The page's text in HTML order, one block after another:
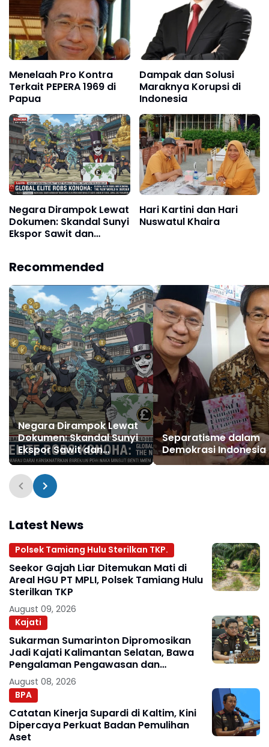
Menelaah Pro Kontra
Terkait PEPERA 1969 di
Papua
Dampak dan Solusi
Maraknya Korupsi di
Indonesia
Negara Dirampok Lewat
Dokumen: Skandal Sunyi
Ekspor Sawit dan
Hari Kartini dan Hari
Nuswatul Khaira
Recommended
Negara Dirampok Lewat
Dokumen: Skandal Sunyi
Ekspor Sawit dan
Tambang
Separatisme dalam
Demokrasi Indonesia
Latest News
Polsek Tamiang Hulu Sterilkan TKP.
Seekor Gajah Liar Ditemukan Mati di
Areal HGU PT MPLI, Polsek Tamiang Hulu
Sterilkan TKP
August 09, 2026
Kajati
Sukarman Sumarinton Dipromosikan
Jadi Kajati Kalimantan Selatan, Bawa
Pengalaman Pengawasan dan
Kepemimpinan
August 08, 2026
BPA
Catatan Kinerja Supardi di Kaltim, Kini
Dipercaya Perkuat Badan Pemulihan
Aset